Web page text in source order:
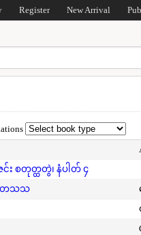
Register New Arrival
င်း စတုတ္ထတွဲ၊ နံပါတ် ၄
တသသ